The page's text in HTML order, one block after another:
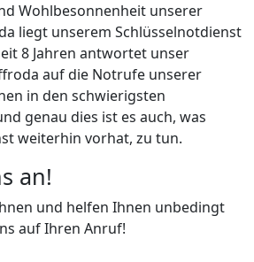
Wohlbesonnenheit unserer
liegt unserem Schlüsselnotdienst
8 Jahren antwortet unser
auf die Notrufe unserer
in den schwierigsten
genau dies ist es auch, was
weiterhin vorhat, zu tun.
an!
und helfen Ihnen unbedingt
auf Ihren Anruf!